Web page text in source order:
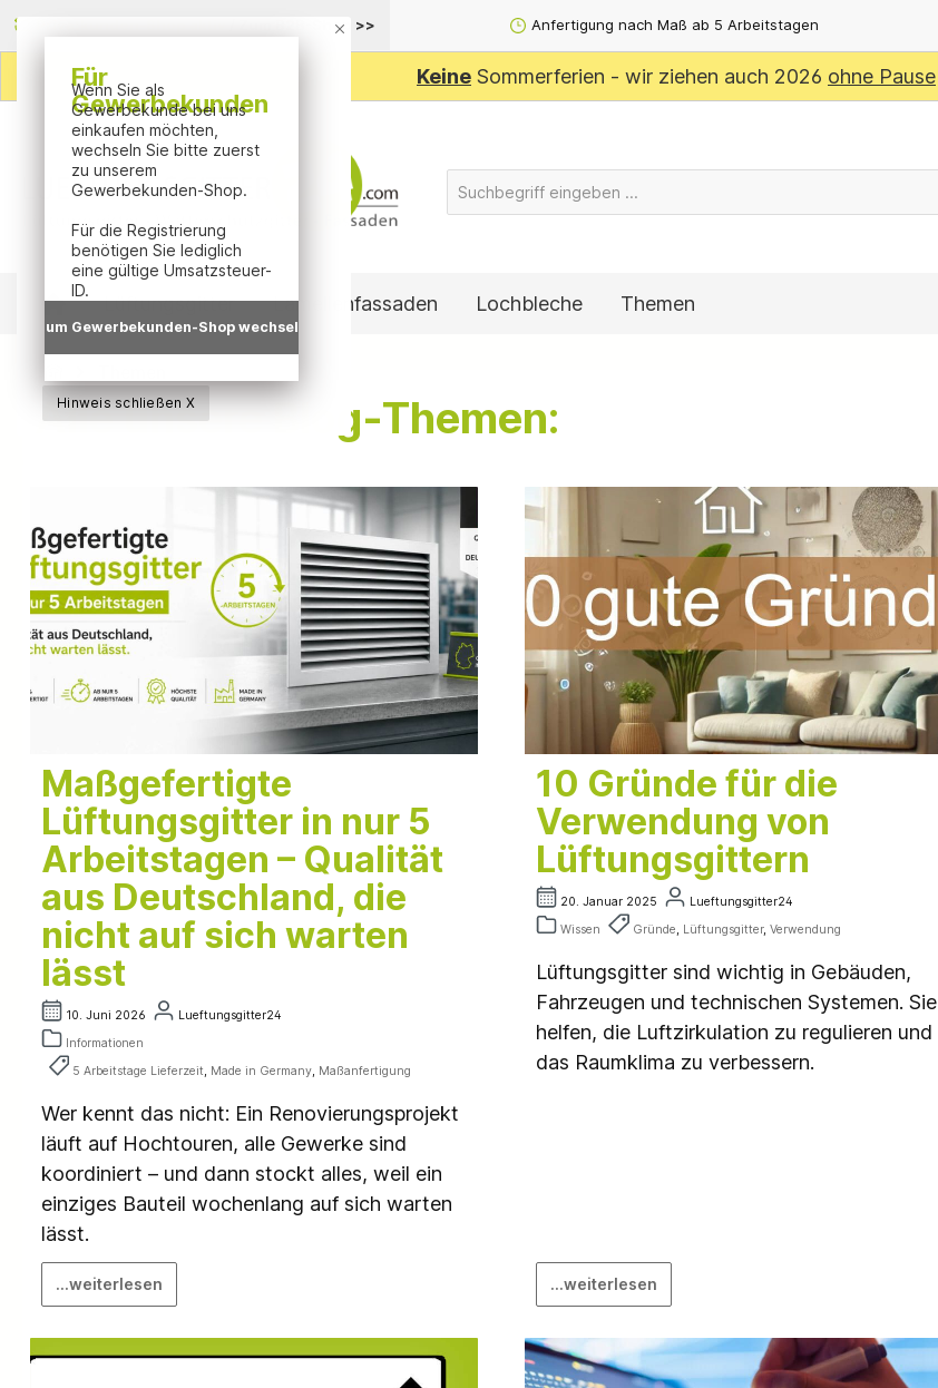
springen Zum B2B-Shop >> Anfertigung nach Maß ab 5 Arbeitstagen
Keine Sommerferien - wir ziehen auch 2026 ohne Pause
Lüftungsgitter Lamellenfassaden Lochbleche Themen
Alle unsere Blog-Themen:
Maßgefertigte
Lüftungsgitter in nur 5
Arbeitstagen – Qualität
aus Deutschland, die
nicht auf sich warten
lässt
10. Juni 2026
Lueftungsgitter24
Informationen
5 Arbeitstage Lieferzeit, Made in Germany, Maßanfertigung
Wer kennt das nicht: Ein Renovierungsprojekt
läuft auf Hochtouren, alle Gewerke sind
koordiniert – und dann stockt alles, weil ein
einziges Bauteil wochenlang auf sich warten
lässt.
...weiterlesen
10 Gründe für die
Verwendung von
Lüftungsgittern
20. Januar 2025
Lueftungsgitter24
Wissen
Gründe, Lüftungsgitter, Verwendung
Lüftungsgitter sind wichtig in Gebäuden,
Fahrzeugen und technischen Systemen. Sie
helfen, die Luftzirkulation zu regulieren und
das Raumklima zu verbessern.
...weiterlesen
Für
Gewerbekunden
Wenn Sie als
Gewerbekunde bei uns
einkaufen möchten,
wechseln Sie bitte zuerst
zu unserem
Gewerbekunden-Shop.
Für die Registrierung
benötigen Sie lediglich
eine gültige Umsatzsteuer-
ID.
Zum Gewerbekunden-Shop wechseln
Hinweis schließen X